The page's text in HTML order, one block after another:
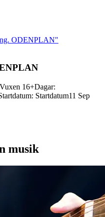
ODENPLAN"
Vuxen 16+Dagar:
: Startdatum11 Sep
musik